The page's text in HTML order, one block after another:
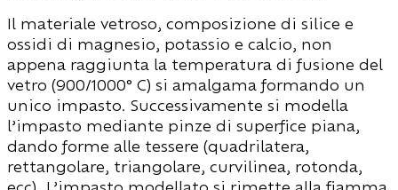
Il materiale vetroso, composizione di silice e
ossidi di magnesio, potassio e calcio, non
appena raggiunta la temperatura di fusione del
vetro (900/1000° C) si amalgama formando un
unico impasto. Successivamente si modella
l’impasto mediante pinze di superfice piana,
dando forme alle tessere (quadrilatera,
rettangolare, triangolare, curvilinea, rotonda,